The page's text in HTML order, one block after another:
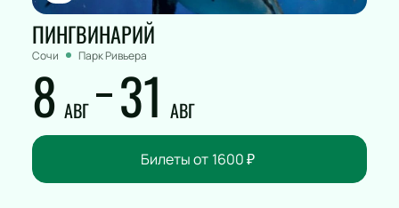
ПИНГВИНАРИЙ
Сочи Парк Ривьера
8 АВГ 31 АВГ
Билеты от 1600₽